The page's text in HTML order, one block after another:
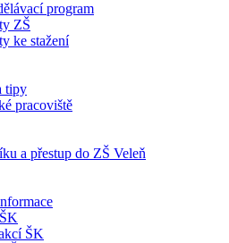
program
ZŠ
ke stažení
tipy
pracoviště
a přestup do ZŠ Veleň
ŠK